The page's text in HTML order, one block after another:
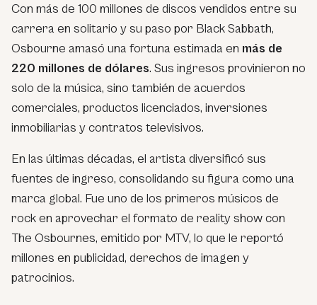
Con más de 100 millones de discos vendidos entre su
carrera en solitario y su paso por Black Sabbath,
Osbourne amasó una fortuna estimada en más de
220 millones de dólares. Sus ingresos provinieron no
solo de la música, sino también de acuerdos
comerciales, productos licenciados, inversiones
inmobiliarias y contratos televisivos.
En las últimas décadas, el artista diversificó sus
fuentes de ingreso, consolidando su figura como una
marca global. Fue uno de los primeros músicos de
rock en aprovechar el formato de reality show con
The Osbournes, emitido por MTV, lo que le reportó
millones en publicidad, derechos de imagen y
patrocinios.